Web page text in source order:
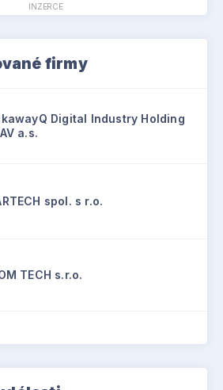
INZERCE
firmy
Digital Industry Holding
a.s.
spol. s r.o.
TECH s.r.o.